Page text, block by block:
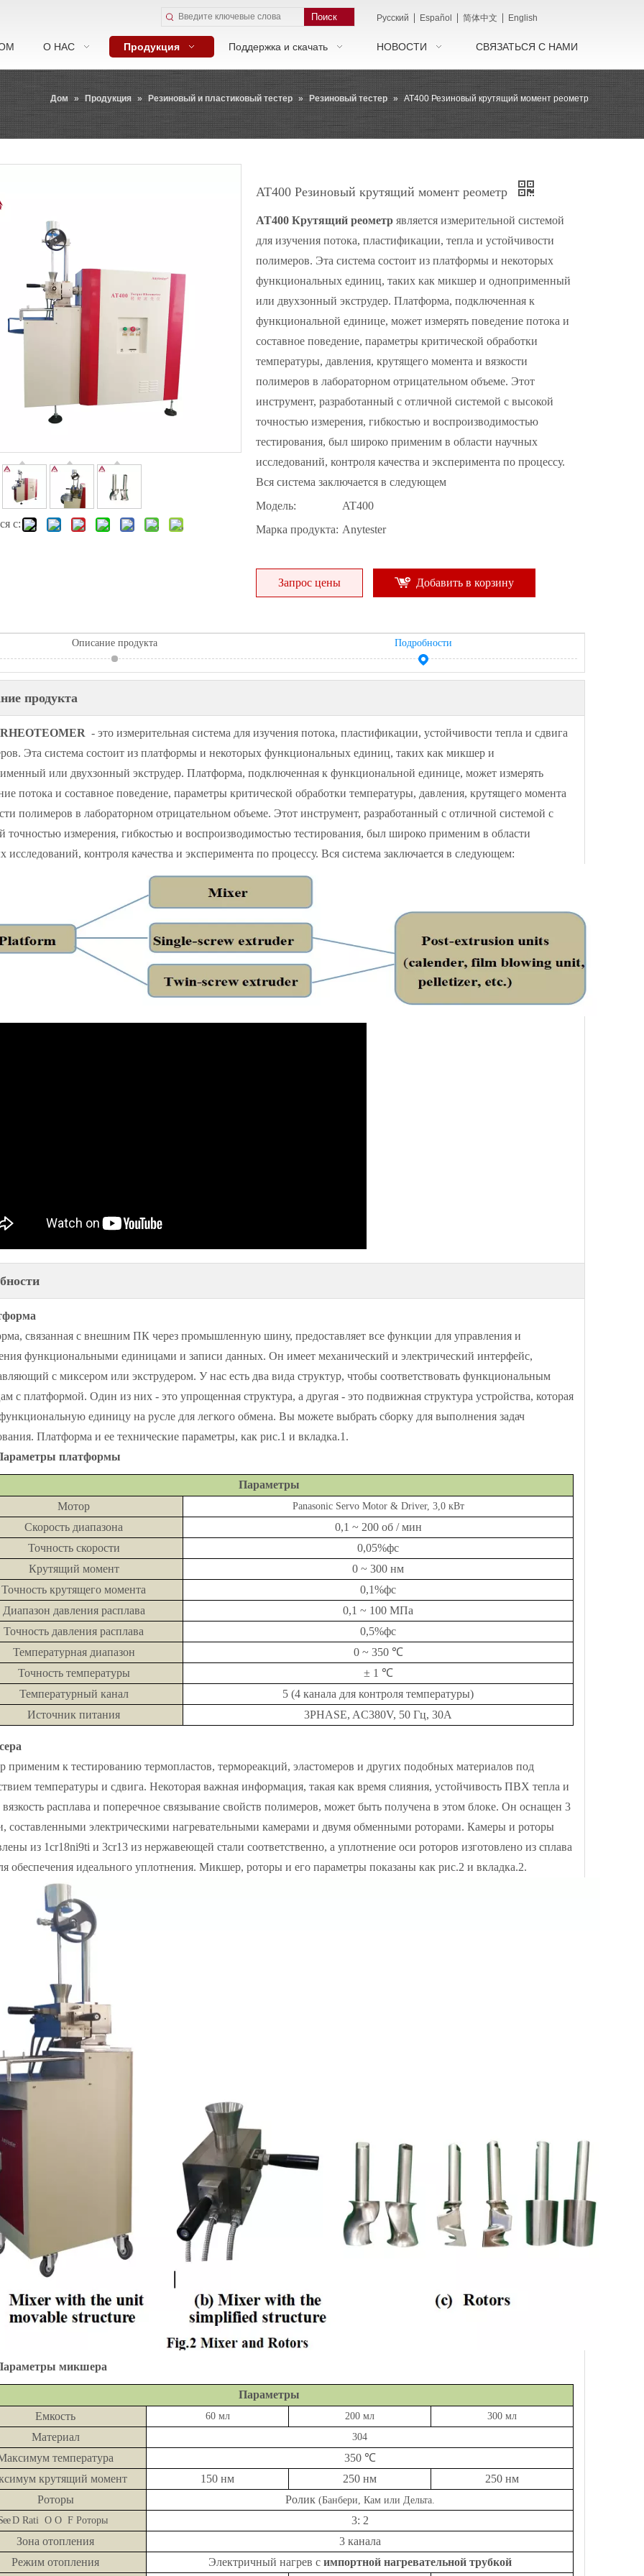
Поиск Pусский Español 简体中文 English
О НАС Продукция Поддержка и скачать НОВОСТИ СВЯЗАТЬСЯ С НАМИ
Дом » Продукция » Резиновый и пластиковый тестер » Резиновый тестер » AT400 Резиновый крутящий момент реометр
с:
AT400 Резиновый крутящий момент реометр
AT400 Крутящий реометр является измерительной системой
для изучения потока, пластификации, тепла и устойчивости
полимеров. Эта система состоит из платформы и некоторых
функциональных единиц, таких как микшер и одноприменный
или двухзонный экструдер. Платформа, подключенная к
функциональной единице, может измерять поведение потока и
составное поведение, параметры критической обработки
температуры, давления, крутящего момента и вязкости
полимеров в лабораторном отрицательном объеме. Этот
инструмент, разработанный с отличной системой с высокой
точностью измерения, гибкостью и воспроизводимостью
тестирования, был широко применим в области научных
исследований, контроля качества и эксперимента по процессу.
Вся система заключается в следующем
Модель:
AT400
Марка продукта: Anytester
Запрос цены Добавить в корзину
Описание продукта Подробности
продукта
- это измерительная система для изучения потока, пластификации, устойчивости тепла и сдвига
Эта система состоит из платформы и некоторых функциональных единиц, таких как микшер и
или двухзонный экструдер. Платформа, подключенная к функциональной единице, может измерять
потока и составное поведение, параметры критической обработки температуры, давления, крутящего момента
полимеров в лабораторном отрицательном объеме. Этот инструмент, разработанный с отличной системой с
точностью измерения, гибкостью и воспроизводимостью тестирования, был широко применим в области
исследований, контроля качества и эксперимента по процессу. Вся система заключается в следующем:
связанная с внешним ПК через промышленную шину, предоставляет все функции для управления и
функциональными единицами и записи данных. Он имеет механический и электрический интерфейс,
с миксером или экструдером. У нас есть два вида структур, чтобы соответствовать функциональным
с платформой. Один из них - это упрощенная структура, а другая - это подвижная структура устройства, которая
единицу на русле для легкого обмена. Вы можете выбрать сборку для выполнения задач
Платформа и ее технические параметры, как рис.1 и вкладка.1.
платформы
Параметры
Мотор
Panasonic Servo Motor & Driver, 3,0 кВт
Скорость диапазона
0,1 ~ 200 об / мин
Точность скорости
0,05%фс
Крутящий момент
0 ~ 300 нм
Точность крутящего момента
0,1%фс
Диапазон давления расплава
0,1 ~ 100 МПа
Точность давления расплава
0,5%фс
Температурная диапазон
0 ~ 350 ℃
Точность температуры
± 1 ℃
Температурный канал
5 (4 канала для контроля температуры)
Источник питания
3PHASE, AC380V, 50 Гц, 30А
к тестированию термопластов, термореакций, эластомеров и других подобных материалов под
температуры и сдвига. Некоторая важная информация, такая как время слияния, устойчивость ПВХ тепла и
вязкость расплава и поперечное связывание свойств полимеров, может быть получена в этом блоке. Он оснащен 3
составленными электрическими нагревательными камерами и двумя обменными роторами. Камеры и роторы
из 1cr18ni9ti и 3cr13 из нержавеющей стали соответственно, а уплотнение оси роторов изготовлено из сплава
обеспечения идеального уплотнения. Микшер, роторы и его параметры показаны как рис.2 и вкладка.2.
микшера
Параметры
Емкость
60 мл 200 мл 300 мл
Материал 304
температура
350 ℃
крутящий момент
150 нм 250 нм
250 нм
Роторы
Ролик (Банбери, Кам или Дельта.
D Rati O O F Роторы​
3: 2
Зона отопления
3 канала
Режим отопления
Электричный нагрев с импортной нагревательной трубкой